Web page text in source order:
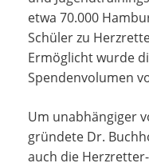
etwa 70.000
Schüler zu
Ermöglicht wurde
Spendenvolumen
Um unabhängiger
gründete Dr.
auch die